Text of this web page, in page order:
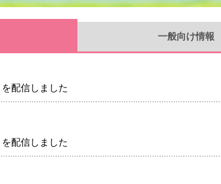
一般向け情報
配信しました
配信しました